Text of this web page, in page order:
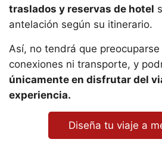
traslados y reservas de hotel
antelación según su itinerario.
Así, no tendrá que
conexiones ni transporte, y
únicamente en disfrutar del
experiencia.
Diseña tu viaje a